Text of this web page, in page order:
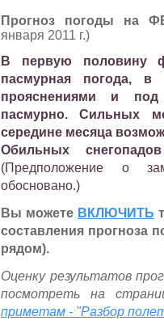
Прогноз погоды на
января 2011 г.)
В первую половину
пасмурная погода,
прояснениями и
пасмурно. Сильных
середине месяца
Обильных
(Предположение о
обосновано.)
Вы можете ВКЛЮЧИТЬ
составления прогноза
рядом).
Оценку результатов
посмотреть на
приметам - "Разбор